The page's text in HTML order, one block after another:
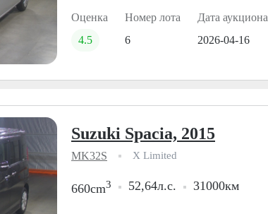
Оценка
4.5
Номер лота
6
Дата аукциона
2026-04-16
Suzuki Spacia, 2015
MK32S X Limited
660cm3 52,64л.с. 31000км